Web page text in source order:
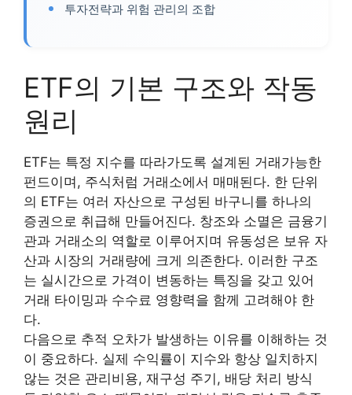
투자전략과 위험 관리의 조합
ETF의 기본 구조와 작동
원리
ETF는 특정 지수를 따라가도록 설계된 거래가능한
펀드이며, 주식처럼 거래소에서 매매된다. 한 단위
의 ETF는 여러 자산으로 구성된 바구니를 하나의
증권으로 취급해 만들어진다. 창조와 소멸은 금융기
관과 거래소의 역할로 이루어지며 유동성은 보유 자
산과 시장의 거래량에 크게 의존한다. 이러한 구조
는 실시간으로 가격이 변동하는 특징을 갖고 있어
거래 타이밍과 수수료 영향력을 함께 고려해야 한
다.
다음으로 추적 오차가 발생하는 이유를 이해하는 것
이 중요하다. 실제 수익률이 지수와 항상 일치하지
않는 것은 관리비용, 재구성 주기, 배당 처리 방식